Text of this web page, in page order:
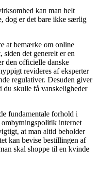
kan man helt
dog er det bare ikke særlig
at bemærke om online
det generelt er en
den officielle danske
revideres af eksperter
regulativer. Desuden giver
skulle få vanskeligheder
fundamentale forhold i
internet
at man altid beholder
kan bevise bestillingen af
skal shoppe til en kvinde